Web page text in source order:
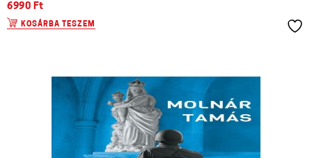
6990 Ft
KOSÁRBA TESZEM